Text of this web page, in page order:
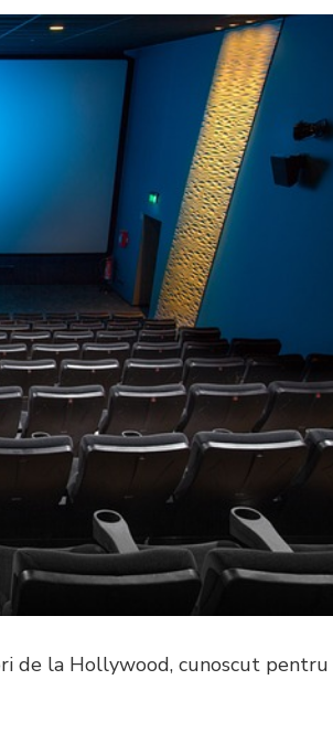
de la Hollywood, cunoscut pentru